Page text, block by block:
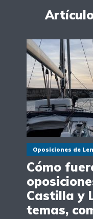
Oposiciones de
Cómo
Castilla y
temas,